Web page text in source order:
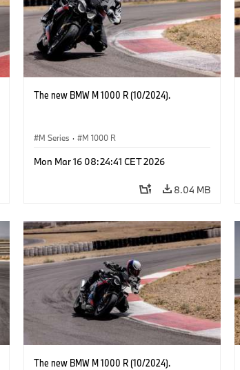
The new BMW M 1000 R (10/2024).
M Series · M 1000 R
Mon Mar 16 08:24:41 CET 2026
8.04 MB
The new BMW M 1000 R (10/2024).